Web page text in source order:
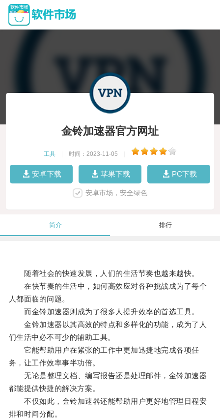
金铃加速器官方网址
工具 时间：2023-11-05
安卓下载 苹果下载 PC下载
安卓市场，安全绿色
简介 排行
随着社会的快速发展，人们的生活节奏也越来越快。
在快节奏的生活中，如何高效应对各种挑战成为了每个
人都面临的问题。
而金铃加速器则成为了很多人提升效率的首选工具。
金铃加速器以其高效的特点和多样化的功能，成为了人
们生活中必不可少的辅助工具。
它能帮助用户在紧张的工作中更加迅捷地完成各项任
务，让工作效率事半功倍。
无论是整理文档、编写报告还是处理邮件，金铃加速器
都能提供快捷的解决方案。
不仅如此，金铃加速器还能帮助用户更好地管理日程安
排和时间分配。